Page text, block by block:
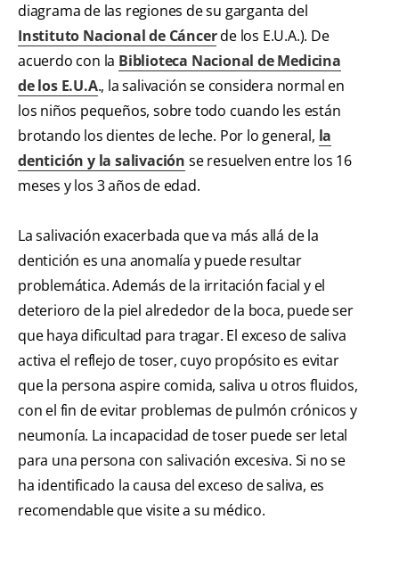
diagrama de las regiones de su garganta del
Instituto Nacional de Cáncerde los E.U.A.). De
acuerdo con la Biblioteca Nacional de Medicina
de los E.U.A., la salivación se considera normal en
los niños pequeños, sobre todo cuando les están
brotando los dientes de leche. Por lo general, la
dentición y la salivación se resuelven entre los 16
meses y los 3 años de edad.
La salivación exacerbada que va más allá de la
dentición es una anomalía y puede resultar
problemática. Además de la irritación facial y el
deterioro de la piel alrededor de la boca, puede ser
que haya dificultad para tragar. El exceso de saliva
activa el reflejo de toser, cuyo propósito es evitar
que la persona aspire comida, saliva u otros fluidos,
con el fin de evitar problemas de pulmón crónicos y
neumonía. La incapacidad de toser puede ser letal
para una persona con salivación excesiva. Si no se
ha identificado la causa del exceso de saliva, es
recomendable que visite a su médico.